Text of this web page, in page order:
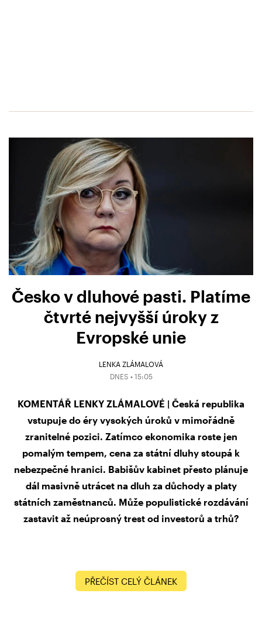
Česko v dluhové pasti. Platíme
čtvrté nejvyšší úroky z
Evropské unie
LENKA ZLÁMALOVÁ
DNES • 15:05
KOMENTÁŘ LENKY ZLÁMALOVÉ | Česká republika
vstupuje do éry vysokých úroků v mimořádně
zranitelné pozici. Zatímco ekonomika roste jen
pomalým tempem, cena za státní dluhy stoupá k
nebezpečné hranici. Babišův kabinet přesto plánuje
dál masivně utrácet na dluh za důchody a platy
státních zaměstnanců. Může populistické rozdávání
zastavit až neúprosný trest od investorů a trhů?
PŘEČÍST CELÝ ČLÁNEK